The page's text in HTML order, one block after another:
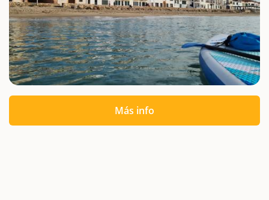
Más info